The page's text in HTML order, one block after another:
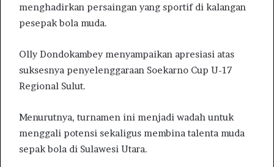
menghadirkan persaingan yang sportif di kalangan
pesepak bola muda.
Olly Dondokambey menyampaikan apresiasi atas
suksesnya penyelenggaraan Soekarno Cup U-17
Regional Sulut.
Menurutnya, turnamen ini menjadi wadah untuk
menggali potensi sekaligus membina talenta muda
sepak bola di Sulawesi Utara.